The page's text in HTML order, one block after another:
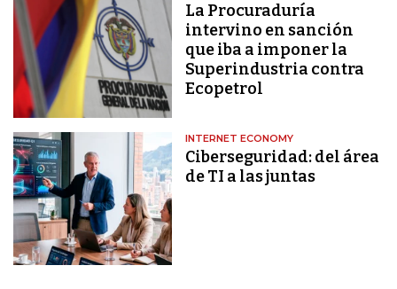
La Procuraduría
intervino en sanción
que iba a imponer la
Superindustria contra
Ecopetrol
INTERNET ECONOMY
Ciberseguridad: del área
de TI a las juntas